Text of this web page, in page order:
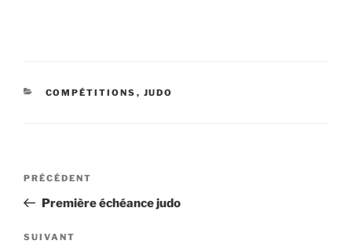
CATÉGORIES
COMPÉTITIONS , JUDO
Navigation
l’article
Article
précédent
PRÉCÉDENT
Première échéance judo
Article
SUIVANT